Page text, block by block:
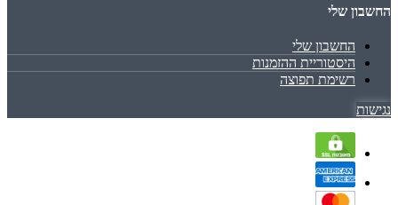
החשבון שלי
החשבון שלי
היסטוריית ההזמנות
רשימת תפוצה
נגישות